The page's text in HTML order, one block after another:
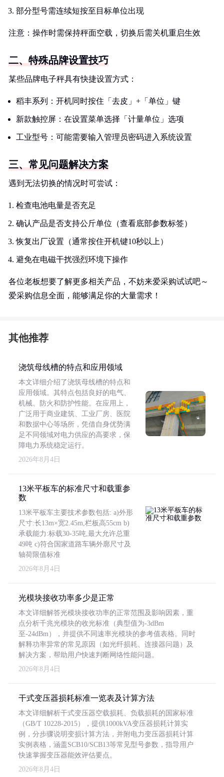
部分型号需连续短按至目标单位出现
注意：操作时需保持秤面空载，切换后需关机重启生效
二、特殊品牌设置技巧
某些品牌电子秤具有快捷设置方式：
稻丰系列：开机同时按住「去皮」+「单位」键
新款触控屏：在设置菜单选择「计量单位」选项
工业型号：可能需要输入管理员密码进入系统设置
三、常见问题解决方案
遇到无法切换的情况时可尝试：
检查电池电量是否充足
确认产品是否支持公斤单位（查看底部参数标签）
恢复出厂设置（通常按住开机键10秒以上）
避免在电磁干扰强烈环境下操作
各位老板想要了解更多相关产品，不妨来爱采购试试吧～
爱采购信息全面，能够满足你的大量需求！
其他推荐
浇筑母线槽的特点和应用领域
本文详细介绍了浇筑母线槽的特点和
应用领域。其特点包括良好的电气、
机械、防火和防护性能。在应用上，
广泛用于商业建筑、工业厂房、医院
和数据中心等场所，凭借自身优势满
足不同领域对电力供应的高要求，保
障电力系统稳定运行。
2026年8月4日
13米平板车的标准尺寸和载重参
数
13米平板车主要技术参数包括: a)外形
尺寸:长13m×宽2.45m,栏板高55cm b)
承载能力:标载30-35吨,最大允许总重
49吨 c)符合国家道路车辆外廓尺寸及
轴荷限值标准
2026年8月4日
光模块接收功率多少是正常
本文详细解答光模块接收功率的正常范围及影响因素，重
点分析千兆光模块的收光标准（典型值为-3dBm
至-24dBm），并提供不同速率光模块的参考值表格。同时
解释功率异常的常见原因（如光纤损耗、连接器问题）及
解决方案，帮助用户快速判断网络性能问题。
2026年8月4日
干式变压器损耗标准一览表及计算方法
本文详细解析干式变压器空载损耗、负载损耗的国家标准
（GB/T 10228-2015），提供1000kVA变压器损耗计算实
例，分步骤说明变损计算方法，并附电力变压器损耗计算
实例表格，涵盖SCB10/SCB13等常见型号参数，指导用户
快速掌握变压器能效评估要点。
2026年8月4日